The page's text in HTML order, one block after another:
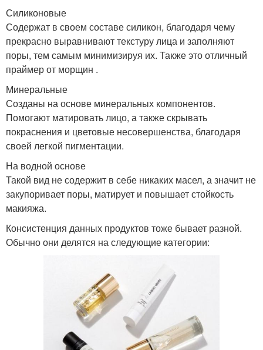
Силиконовые
Содержат в своем составе силикон, благодаря чему
прекрасно выравнивают текстуру лица и заполняют
поры, тем самым минимизируя их. Также это отличный
праймер от морщин .
Минеральные
Созданы на основе минеральных компонентов.
Помогают матировать лицо, а также скрывать
покраснения и цветовые несовершенства, благодаря
своей легкой пигментации.
На водной основе
Такой вид не содержит в себе никаких масел, а значит не
закупоривает поры, матирует и повышает стойкость
макияжа.
Консистенция данных продуктов тоже бывает разной.
Обычно они делятся на следующие категории: